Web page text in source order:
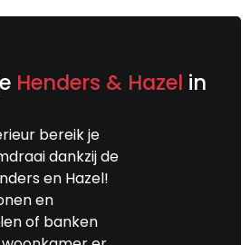
Henders & Hazel in
bereik je
dankzij de
en Hazel!
en
of banken